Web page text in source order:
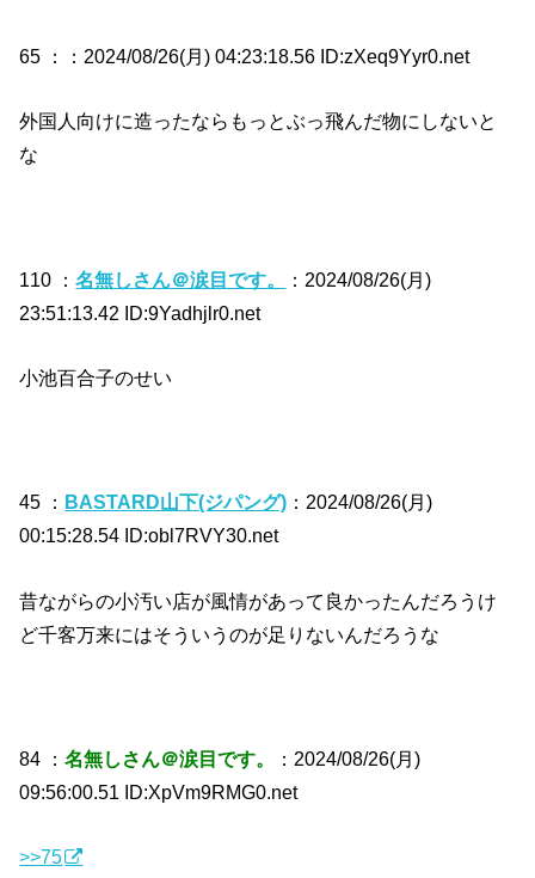
65 ： ：2024/08/26(月) 04:23:18.56 ID:zXeq9Yyr0.net
外国人向けに造ったならもっとぶっ飛んだ物にしないと
な
110 ：名無しさん＠涙目です。
：2024/08/26(月)
23:51:13.42 ID:9Yadhjlr0.net
小池百合子のせい
45 ： BASTARD山下(ジパング) ：2024/08/26(月)
00:15:28.54 ID:obl7RVY30.net
昔ながらの小汚い店が風情があって良かったんだろうけ
ど千客万来にはそういうのが足りないんだろうな
84 ：名無しさん＠涙目です。
：2024/08/26(月)
09:56:00.51 ID:XpVm9RMG0.net
>>75